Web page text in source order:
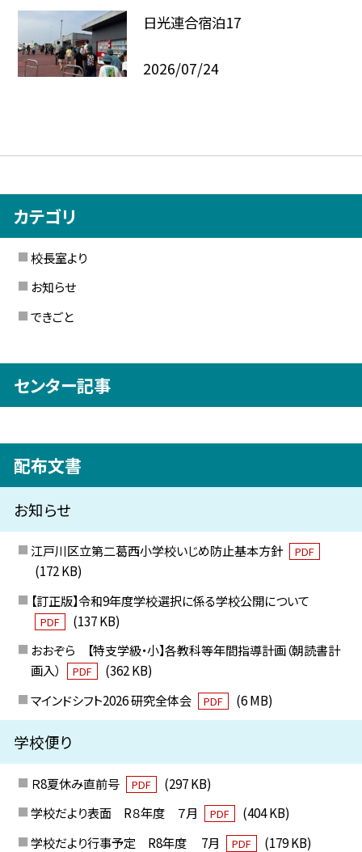
日光連合宿泊17
2026/07/24
カテゴリ
校長室より
お知らせ
できごと
センター記事
配布文書
お知らせ
江戸川区立第二葛西小学校いじめ防止基本方針 PDF
(172 KB)
【訂正版】令和9年度学校選択に係る学校公開について
PDF
(137 KB)
おおぞら 【特支学級・小】各教科等年間指導計画（朝読書計
画入）
PDF
(362 KB)
マインドシフト2026 研究全体会
PDF (6 MB)
学校便り
Ｒ8夏休み直前号 PDF
(297 KB)
学校だより表面 R８年度 ７月
PDF
(404 KB)
学校だより行事予定 R8年度 7月
PDF
(179 KB)